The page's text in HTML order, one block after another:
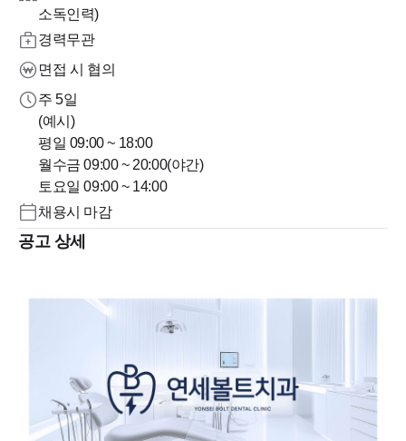
소독인력)
경력무관
면접 시 협의
주 5일
(예시)
평일 09:00 ~ 18:00
월수금 09:00 ~ 20:00(야간)
토요일 09:00 ~ 14:00
채용시 마감
공고 상세